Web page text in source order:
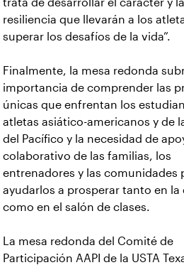
trata de desarrollar el carácter y la
resiliencia que llevarán a los
superar los desafíos de la vida”.
Finalmente, la mesa redonda
importancia de comprender las
únicas que enfrentan los
atletas asiático-americanos y de
del Pacífico y la necesidad de
colaborativo de las familias, los
entrenadores y las comunidades
ayudarlos a prosperar tanto en la
como en el salón de clases.
La mesa redonda del Comité de
Participación AAPI de la USTA